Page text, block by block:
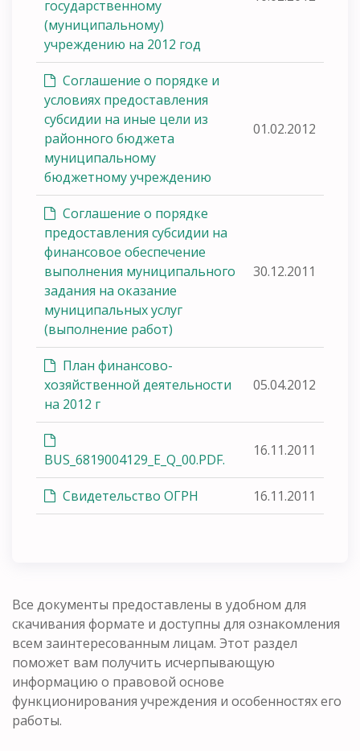
государственному
(муниципальному)
учреждению на 2012 год
Соглашение о порядке и
условиях предоставления
субсидии на иные цели из
районного бюджета
муниципальному
бюджетному учреждению
01.02.2012
Соглашение о порядке
предоставления субсидии на
финансовое обеспечение
выполнения муниципального
задания на оказание
муниципальных услуг
(выполнение работ)
30.12.2011
План финансово-
хозяйственной деятельности
на 2012 г
05.04.2012
BUS_6819004129_E_Q_00.PDF.
16.11.2011
Свидетельство ОГРН 16.11.2011
Все документы предоставлены в удобном для
скачивания формате и доступны для ознакомления
всем заинтересованным лицам. Этот раздел
поможет вам получить исчерпывающую
информацию о правовой основе
функционирования учреждения и особенностях его
работы.